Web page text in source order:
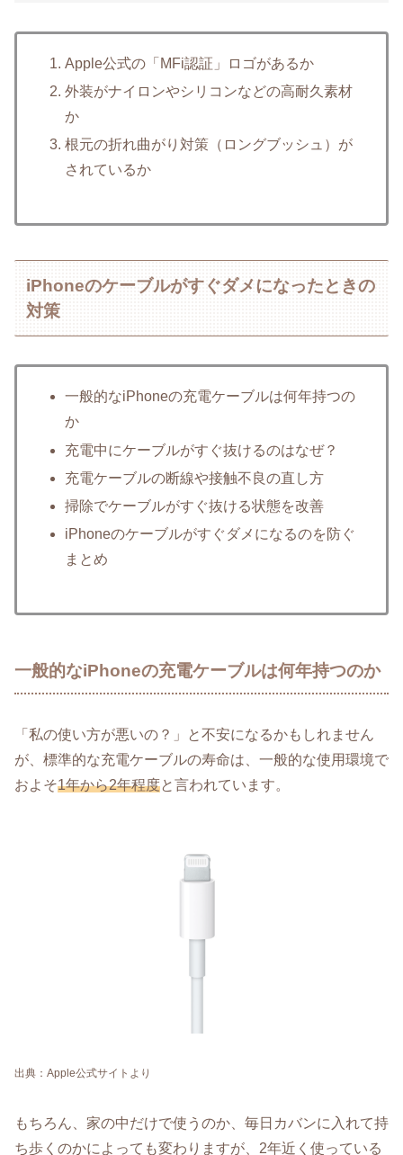
Apple公式の「MFi認証」ロゴがあるか
外装がナイロンやシリコンなどの高耐久素材
か
根元の折れ曲がり対策（ロングブッシュ）が
されているか
iPhoneのケーブルがすぐダメになったときの
対策
一般的なiPhoneの充電ケーブルは何年持つの
か
充電中にケーブルがすぐ抜けるのはなぜ？
充電ケーブルの断線や接触不良の直し方
掃除でケーブルがすぐ抜ける状態を改善
iPhoneのケーブルがすぐダメになるのを防ぐ
まとめ
一般的なiPhoneの充電ケーブルは何年持つのか
「私の使い方が悪いの？」と不安になるかもしれません
が、標準的な充電ケーブルの寿命は、一般的な使用環境で
およそ1年から2年程度と言われています。
出典：Apple公式サイトより
もちろん、家の中だけで使うのか、毎日カバンに入れて持
ち歩くのかによっても変わりますが、2年近く使っている